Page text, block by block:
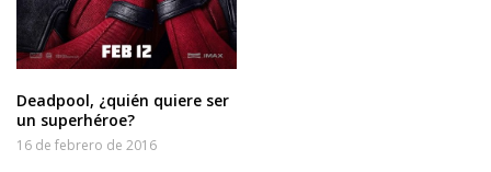
Deadpool, ¿quién quiere ser
un superhéroe?
16 de febrero de 2016